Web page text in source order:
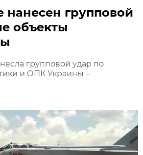
нанесен групповой
объекты
групповой удар по
и ОПК Украины –